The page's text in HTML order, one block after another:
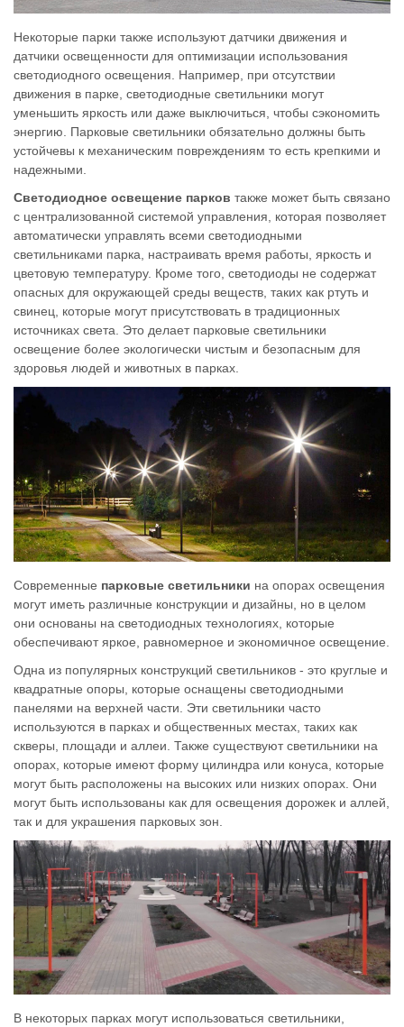
Некоторые парки также используют датчики движения и
датчики освещенности для оптимизации использования
светодиодного освещения. Например, при отсутствии
движения в парке, светодиодные светильники могут
уменьшить яркость или даже выключиться, чтобы сэкономить
энергию. Парковые светильники обязательно должны быть
устойчевы к механическим повреждениям то есть крепкими и
надежными.
Светодиодное освещение парков также может быть связано
с централизованной системой управления, которая позволяет
автоматически управлять всеми светодиодными
светильниками парка, настраивать время работы, яркость и
цветовую температуру. Кроме того, светодиоды не содержат
опасных для окружающей среды веществ, таких как ртуть и
свинец, которые могут присутствовать в традиционных
источниках света. Это делает парковые светильники
освещение более экологически чистым и безопасным для
здоровья людей и животных в парках.
Современные парковые светильники на опорах освещения
могут иметь различные конструкции и дизайны, но в целом
они основаны на светодиодных технологиях, которые
обеспечивают яркое, равномерное и экономичное освещение.
Одна из популярных конструкций светильников - это круглые и
квадратные опоры, которые оснащены светодиодными
панелями на верхней части. Эти светильники часто
используются в парках и общественных местах, таких как
скверы, площади и аллеи. Также существуют светильники на
опорах, которые имеют форму цилиндра или конуса, которые
могут быть расположены на высоких или низких опорах. Они
могут быть использованы как для освещения дорожек и аллей,
так и для украшения парковых зон.
В некоторых парках могут использоваться светильники,